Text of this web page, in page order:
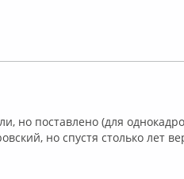
но поставлено (для
но спустя столько лет